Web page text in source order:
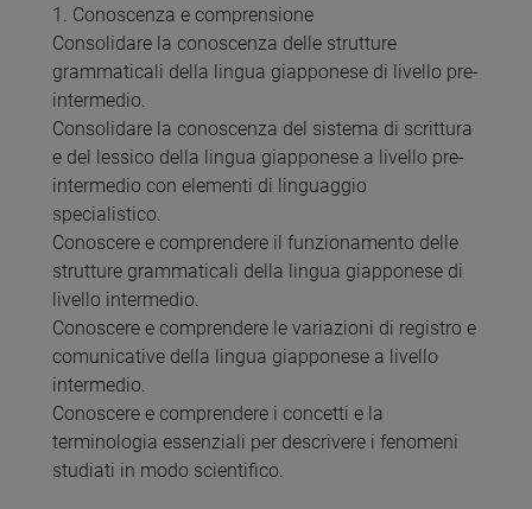
1. Conoscenza e comprensione
Consolidare la conoscenza delle strutture
grammaticali della lingua giapponese di livello pre-
intermedio.
Consolidare la conoscenza del sistema di scrittura
e del lessico della lingua giapponese a livello pre-
intermedio con elementi di linguaggio
specialistico.
Conoscere e comprendere il funzionamento delle
strutture grammaticali della lingua giapponese di
livello intermedio.
Conoscere e comprendere le variazioni di registro e
comunicative della lingua giapponese a livello
intermedio.
Conoscere e comprendere i concetti e la
terminologia essenziali per descrivere i fenomeni
studiati in modo scientifico.